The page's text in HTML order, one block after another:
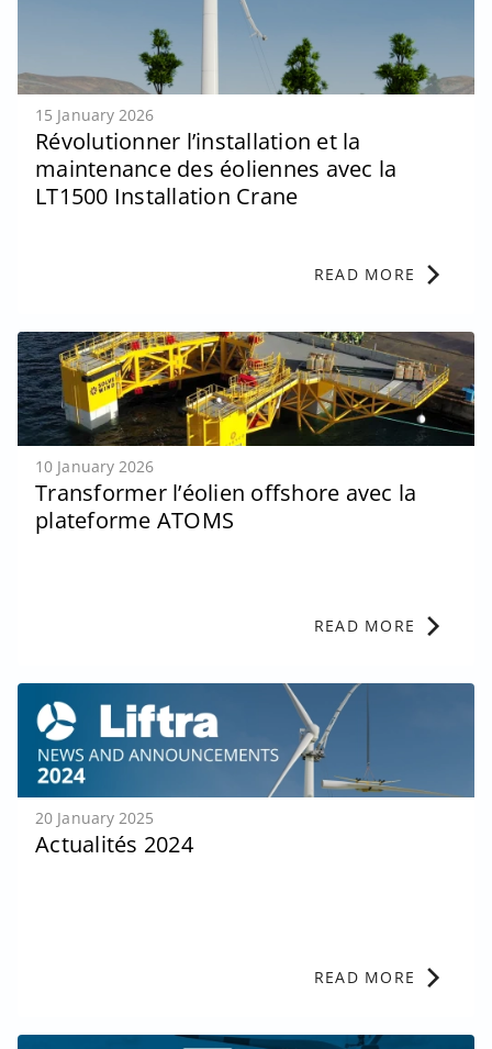
15 January 2026
Révolutionner l’installation et la
maintenance des éoliennes avec la
LT1500 Installation Crane
READ MORE chevron_right
10 January 2026
Transformer l’éolien offshore avec la
plateforme ATOMS
READ MORE chevron_right
20 January 2025
Actualités 2024
READ MORE chevron_right